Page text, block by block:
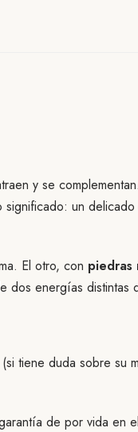
y se
un delicado
El otro, con piedras
dos energías distintas
tiene duda sobre su
de por vida en